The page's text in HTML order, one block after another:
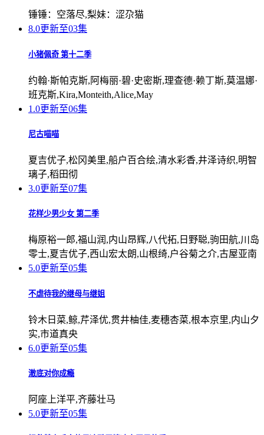
锤锤：空落尽,梨妹：涩尕猫
8.0更新至03集
小猪佩奇 第十二季
约翰·斯帕克斯,阿梅丽·碧·史密斯,理查德·赖丁斯,莫温娜·
班克斯,Kira,Monteith,Alice,May
1.0更新至06集
尼古喵喵
夏吉优子,松冈美里,船户百合绘,清水彩香,井泽诗织,明智
璃子,稻田彻
3.0更新至07集
花样少男少女 第二季
梅原裕一郎,福山润,内山昂辉,八代拓,日野聪,驹田航,川岛
零士,夏吉优子,西山宏太朗,山根绮,户谷菊之介,古屋亚南
5.0更新至05集
不虐待我的继母与继姐
铃木日菜,鲸,芹泽优,贯井柚佳,麦穗杏菜,根本京里,内山夕
实,市道真央
6.0更新至05集
澈底对你成瘾
阿座上洋平,齐藤壮马
5.0更新至05集